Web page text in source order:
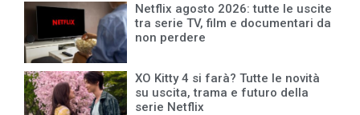
Netflix agosto 2026: tutte le uscite
tra serie TV, film e documentari da
non perdere
XO Kitty 4 si farà? Tutte le novità
su uscita, trama e futuro della
serie Netflix